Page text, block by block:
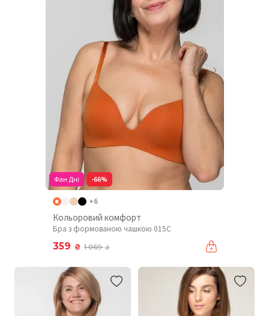
Фан Дні -66%
+6
Кольоровий комфорт
Бра з формованою чашкою 015C
359 ₴ 1 069₴